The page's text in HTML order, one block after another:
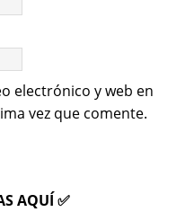
electrónico y web en
vez que comente.
AQUÍ ✅